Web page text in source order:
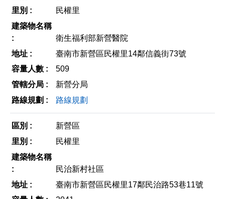
民權里
衛生福利部新營醫院
臺南市新營區民權里14鄰信義街73號
509
新營分局
路線規劃
新營區
民權里
民治新村社區
臺南市新營區民權里17鄰民治路53巷11號